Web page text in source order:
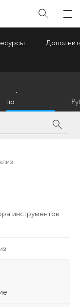
по
инструментам
инструментов